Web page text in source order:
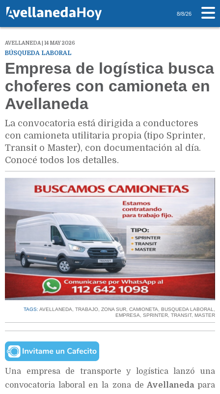
8/8/26
AVELLANEDA | 14 MAY 2026
BÚSQUEDA LABORAL
Empresa de logística busca
choferes con camioneta en
Avellaneda
La convocatoria está dirigida a conductores
con camioneta utilitaria propia (tipo Sprinter,
Transit o Master), con documentación al día.
Conocé todos los detalles.
TAGS: AVELLANEDA, TRABAJO, ZONA SUR, CAMIONETA, BUSQUEDA LABORAL,
EMPRESA, SPRINTER, TRANSIT, MASTER
Una empresa de transporte y logística lanzó una
convocatoria laboral en la zona de Avellanedapara